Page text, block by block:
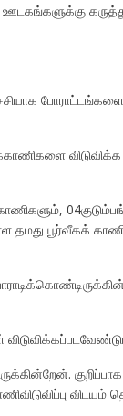
காணிகளும்,
பூர்வீகக்
விடயம்